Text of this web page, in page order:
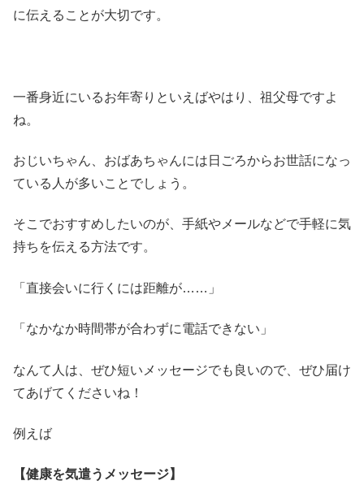
に伝えることが大切です。
一番身近にいるお年寄りといえばやはり、祖父母ですよ
ね。
おじいちゃん、おばあちゃんには日ごろからお世話になっ
ている人が多いことでしょう。
そこでおすすめしたいのが、手紙やメールなどで手軽に気
持ちを伝える方法です。
「直接会いに行くには距離が……」
「なかなか時間帯が合わずに電話できない」
なんて人は、ぜひ短いメッセージでも良いので、ぜひ届け
てあげてくださいね！
例えば
【健康を気遣うメッセージ】